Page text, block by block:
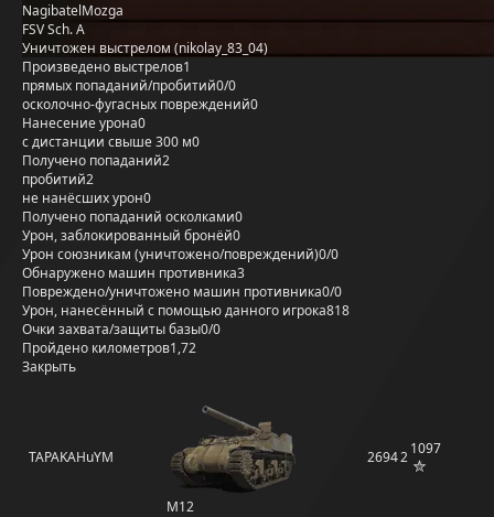
NagibatelMozga
FSV Sch. A
Уничтожен выстрелом (nikolay_83_04)
Произведено выстрелов1
прямых попаданий/пробитий0/0
осколочно-фугасных повреждений0
Нанесение урона0
с дистанции свыше 300 м0
Получено попаданий2
пробитий2
не нанёсших урон0
Получено попаданий осколками0
Урон, заблокированный бронёй0
Урон союзникам (уничтожено/повреждений)0/0
Обнаружено машин противника3
Повреждено/уничтожено машин противника0/0
Урон, нанесённый с помощью данного игрока818
Очки захвата/защиты базы0/0
Пройдено километров1,72
Закрыть
TAPAKAHuYM
M12
269421097